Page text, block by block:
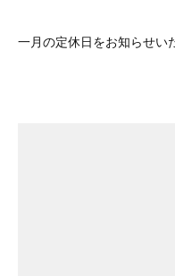
一月の定休日をお知らせい